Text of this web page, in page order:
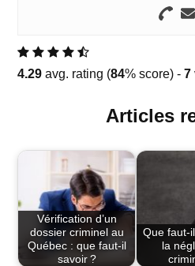
4.29 avg. rating (84% score) -7
Articles
Vérification d’un
dossier criminel au
Québec : que faut-il
savoir ?
Que faut-
la